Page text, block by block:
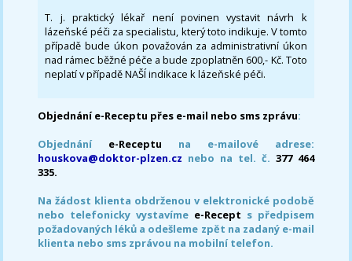
T. j. praktický lékař není povinen vystavit návrh k
lázeňské péči za specialistu, který toto indikuje. V tomto
případě bude úkon považován za administrativní úkon
nad rámec běžné péče a bude zpoplatněn 600,- Kč. Toto
neplatí v případě NAŠÍ indikace k lázeňské péči.
Objednání e-Receptu přes e-mail nebo sms zprávu:
Objednání e-Receptu na e-mailové adrese:
houskova@doktor-plzen.cz nebo na tel. č. 377 464
335.
Na žádost klienta obdrženou v elektronické podobě
nebo telefonicky vystavíme e-Recept s předpisem
požadovaných léků a odešleme zpět na zadaný e-mail
klienta nebo sms zprávou na mobilní telefon.